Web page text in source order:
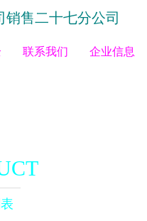
售二十七分公司
联系我们 企业信息